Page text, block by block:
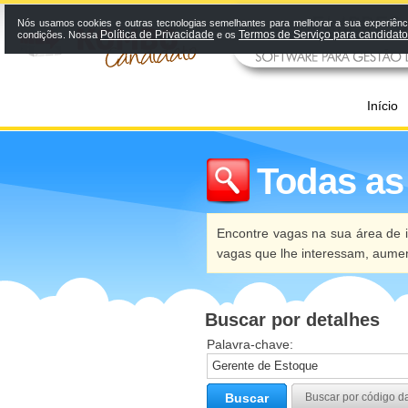
Início
Todas
Encontre vagas na sua área
vagas que lhe interessam,
Buscar por detalhes
Palavra-chave:
Buscar Buscar por código
Nós usamos cookies e outras tecnologias semelhantes para melhorar a sua
condições. Nossa Política de Privacidade e os Termos de Serviço para